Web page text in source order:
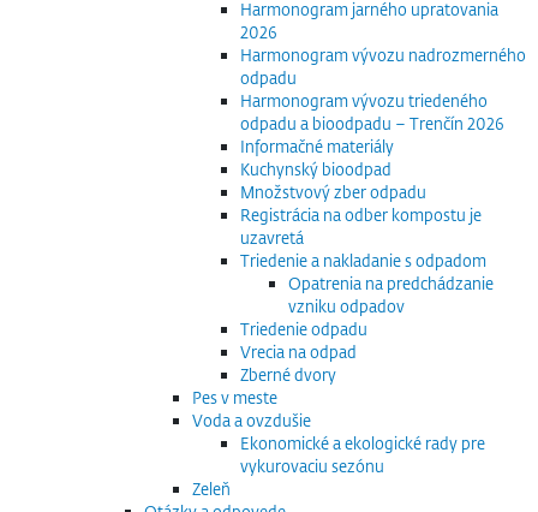
Harmonogram jarného upratovania
2026
Harmonogram vývozu nadrozmerného
odpadu
Harmonogram vývozu triedeného
odpadu a bioodpadu – Trenčín 2026
Informačné materiály
Kuchynský bioodpad
Množstvový zber odpadu
Registrácia na odber kompostu je
uzavretá
Triedenie a nakladanie s odpadom
Opatrenia na predchádzanie
vzniku odpadov
Triedenie odpadu
Vrecia na odpad
Zberné dvory
Pes v meste
Voda a ovzdušie
Ekonomické a ekologické rady pre
vykurovaciu sezónu
Zeleň